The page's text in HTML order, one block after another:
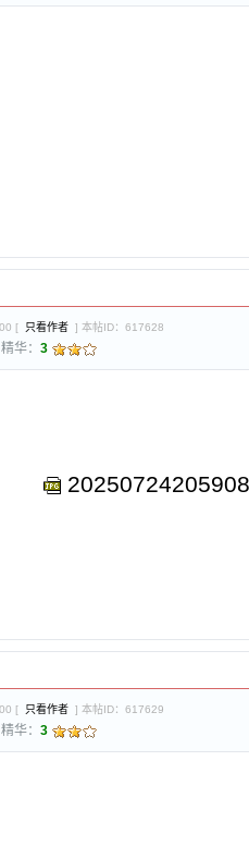
[ 只看作者 ] 本帖ID：617628
华： 3
[ 只看作者 ] 本帖ID：617629
华： 3